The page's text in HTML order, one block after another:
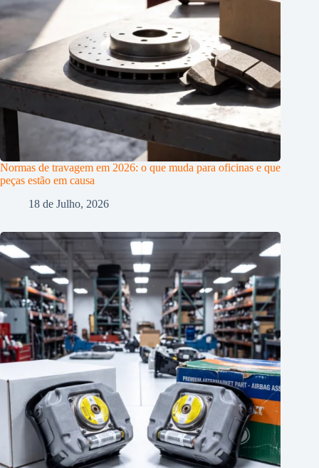
Normas de travagem em 2026: o que muda para oficinas e que
peças estão em causa
18 de Julho, 2026